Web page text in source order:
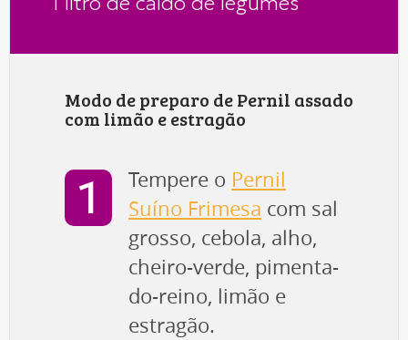
Modo de preparo de Pernil assado
com limão e estragão
Tempere o Pernil
Suíno Frimesa com sal
grosso, cebola, alho,
cheiro-verde, pimenta-
do-reino, limão e
estragão.